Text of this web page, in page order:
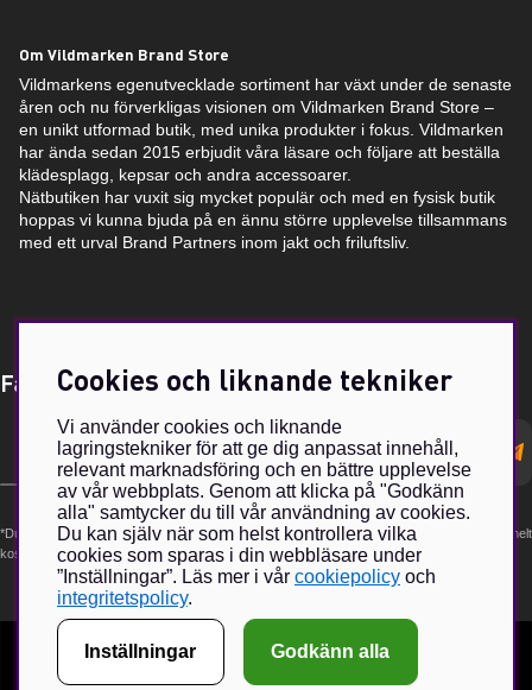
Om Vildmarken Brand Store
Vildmarkens egenutvecklade sortiment har växt under de senaste
åren och nu förverkligas visionen om Vildmarken Brand Store –
en unikt utformad butik, med unika produkter i fokus. Vildmarken
har ända sedan 2015 erbjudit våra läsare och följare att beställa
klädesplagg, kepsar och andra accessoarer.
Nätbutiken har vuxit sig mycket populär och med en fysisk butik
hoppas vi kunna bjuda på en ännu större upplevelse tillsammans
med ett urval Brand Partners inom jakt och friluftsliv.
Få Magasin Vildmarken direkt till din e-post!*
postadress
*Du kan även få erbjudanden och nyheter från samarbetspartners. Din prenumeration är helt
kostnadsfri och kan avslutas när som helst.
Cookies och liknande tekniker
Vi använder cookies och liknande
lagringstekniker för att ge dig anpassat innehåll,
relevant marknadsföring och en bättre upplevelse
av vår webbplats. Genom att klicka på "Godkänn
alla" samtycker du till vår användning av cookies.
Du kan själv när som helst kontrollera vilka
cookies som sparas i din webbläsare under
”Inställningar”. Läs mer i vår cookiepolicy och
integritetspolicy.
Inställningar Godkänn alla